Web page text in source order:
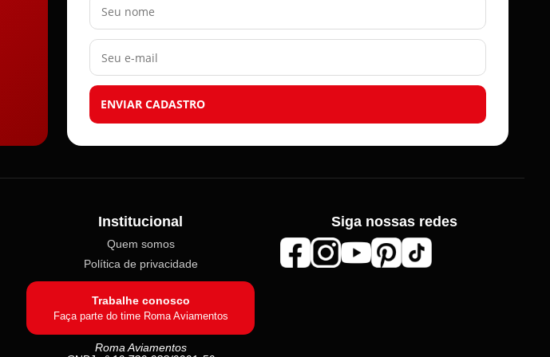
Roma Aviamentos
Seu e-mail
ENVIAR CADASTRO
Institucional
Quem somos
Política de privacidade
Trabalhe conosco
Faça parte do time Roma Aviamentos
Roma Aviamentos
Siga nossas redes